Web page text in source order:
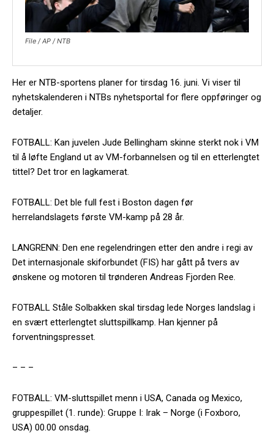
File / AP / NTB
Her er NTB-sportens planer for tirsdag 16. juni. Vi viser til
nyhetskalenderen i NTBs nyhetsportal for flere oppføringer og
detaljer.
FOTBALL: Kan juvelen Jude Bellingham skinne sterkt nok i VM
til å løfte England ut av VM-forbannelsen og til en etterlengtet
tittel? Det tror en lagkamerat.
FOTBALL: Det ble full fest i Boston dagen før
herrelandslagets første VM-kamp på 28 år.
LANGRENN: Den ene regelendringen etter den andre i regi av
Det internasjonale skiforbundet (FIS) har gått på tvers av
ønskene og motoren til trønderen Andreas Fjorden Ree.
FOTBALL Ståle Solbakken skal tirsdag lede Norges landslag i
en svært etterlengtet sluttspillkamp. Han kjenner på
forventningspresset.
– – –
FOTBALL: VM-sluttspillet menn i USA, Canada og Mexico,
gruppespillet (1. runde): Gruppe I: Irak – Norge (i Foxboro,
USA) 00.00 onsdag.